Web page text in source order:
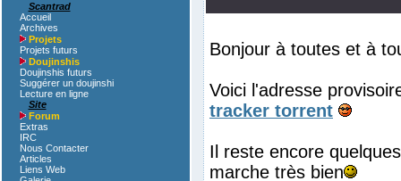
Scantrad
Accueil
Archives
Projets
Projets futurs
Doujinshis
Doujinshis futurs
Suggérer un doujinshi
Lecture en ligne
Site
Forum
Extras
IRC
Nous Contacter
Articles
Liens Web
Bonjour à toutes et à
Voici l'adresse
tracker torrent
Il reste encore
marche très bien